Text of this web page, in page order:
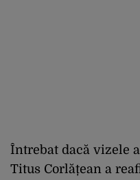
Întrebat dacă vizele
Titus Corlățean a